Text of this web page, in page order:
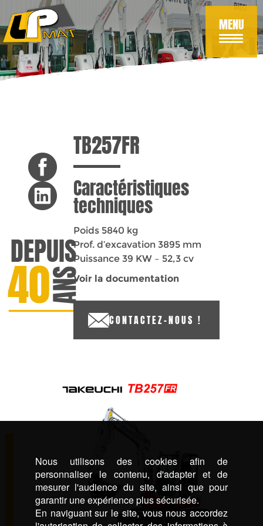
contenu
principal
MENU
TB257FR
Caractéristiques
techniques
Poids 5840 kg
Prof. d’excavation 3895 mm
Puissance 39 KW – 52,3 cv
Voir la documentation
CONTACTEZ-NOUS !
Nous utilisons des cookies afin de
personnaliser le contenu, d'adapter et de
mesurer l'audience du site, ainsi que pour
garantir une expérience plus sécurisée.
En naviguant sur le site, vous nous accordez